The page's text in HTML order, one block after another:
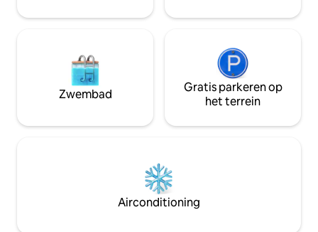
locatie.
appartement
Zwembad
Gratis parkeren op
het terrein
Airconditioning